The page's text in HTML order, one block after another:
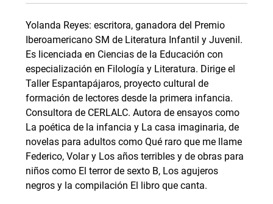
Yolanda Reyes: escritora, ganadora del Premio
Iberoamericano SM de Literatura Infantil y Juvenil.
Es licenciada en Ciencias de la Educación con
especialización en Filología y Literatura. Dirige el
Taller Espantapájaros, proyecto cultural de
formación de lectores desde la primera infancia.
Consultora de CERLALC. Autora de ensayos como
La poética de la infancia y La casa imaginaria, de
novelas para adultos como Qué raro que me llame
Federico, Volar y Los años terribles y de obras para
niños como El terror de sexto B, Los agujeros
negros y la compilación El libro que canta.